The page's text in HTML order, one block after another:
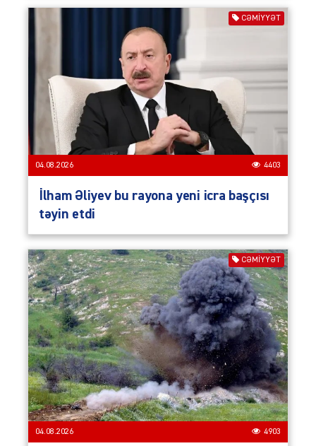
CƏMIYYƏT
04.08.2026 4403
İlham Əliyev bu rayona yeni icra başçısı
təyin etdi
CƏMIYYƏT
04.08.2026 4903